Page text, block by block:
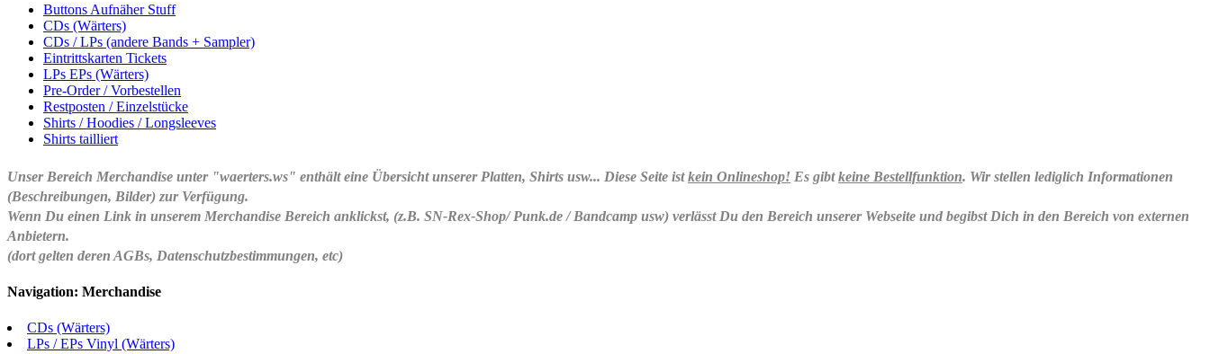
Buttons Aufnäher Stuff
CDs (Wärters)
CDs / LPs (andere Bands + Sampler)
Eintrittskarten Tickets
LPs EPs (Wärters)
Pre-Order / Vorbestellen
Restposten / Einzelstücke
Shirts / Hoodies / Longsleeves
Shirts tailliert
Unser Bereich Merchandise unter "waerters.ws" enthält eine Übersicht unserer Platten, Shirts usw... Diese Seite istkein Onlineshop! Es gibtkeine Bestellfunktion. Wir stellen lediglich Informationen
(Beschreibungen, Bilder) zur Verfügung.
Wenn Du einen Link in unserem Merchandise Bereich anklickst, (z.B. SN-Rex-Shop/ Punk.de / Bandcamp usw) verlässt Du den Bereich unserer Webseite und begibst Dich in den Bereich von externen
Anbietern.
(dort gelten deren AGBs, Datenschutzbestimmungen, etc)
Navigation: Merchandise
CDs (Wärters)
LPs / EPs Vinyl (Wärters)